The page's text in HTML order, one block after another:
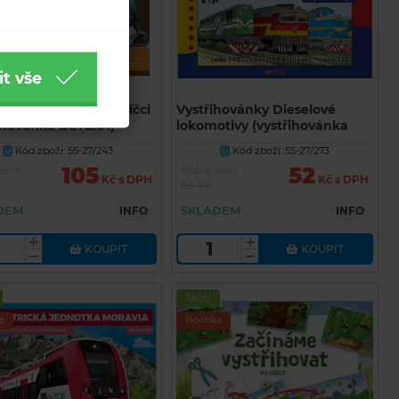
vše
Koně a koníčci
BETEXA)
U Kód zboží: 55-27/243
105Kč s DPH
INFO
KOUPIT
Vystřihovánky Dieselové
lokomotivy (vystřihovánka
BETEXA)
U Kód zboží: 55-27/273
52 Kč s DPH
SKLADEM INFO
KOUPIT
Akční
Novinka